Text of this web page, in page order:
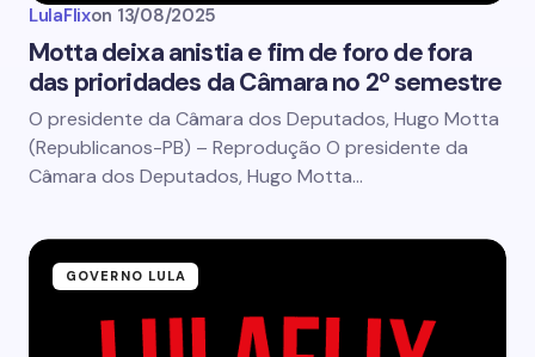
LulaFlixon 13/08/2025
Motta deixa anistia e fim de foro de fora
das prioridades da Câmara no 2º semestre
O presidente da Câmara dos Deputados, Hugo Motta
(Republicanos-PB) – Reprodução O presidente da
Câmara dos Deputados, Hugo Motta…
GOVERNO LULA